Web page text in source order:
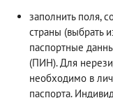
заполнить поля,
страны (выбрать
паспортные
(ПИН). Для
необходимо в
паспорта.